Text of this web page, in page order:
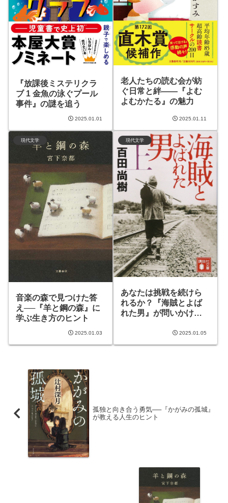
『放課後ミステリクラ
ブ 1 金魚の泳ぐプール
事件』の謎を追う
2025.01.01
老人たちの読む会が紡
ぐ日常と絆——『よむ
よむかたる』の魅力
2025.01.11
現代文学
音楽の森で見つけた答
え──『羊と鋼の森』に
学ぶ生き方のヒント
2025.01.03
現代文学
あなたは挑戦を続けら
れるか？『海賊とよば
れた男』が問いかける
2025.01.05
孤独と向き合う勇気──『かがみの孤城』
が教える人生のヒント